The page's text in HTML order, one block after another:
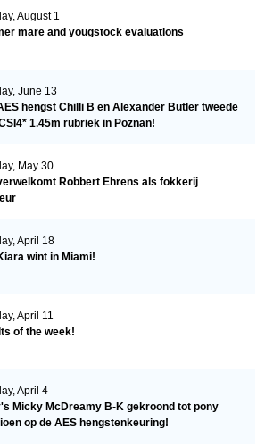
August 1
mare and yougstock evaluations
June 13
hengst Chilli B en Alexander Butler tweede
1.45m rubriek in Poznan!
May 30
Robbert Ehrens als fokkerij
April 18
wint in Miami!
April 11
of the week!
April 4
Micky McDreamy B-K gekroond tot pony
op de AES hengstenkeuring!